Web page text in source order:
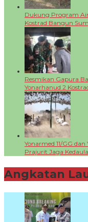
Dukung Program Air
Kostrad Bangun
Resmikan Gapura
Yonarhanud 2
Yonarmed 11/GG
Prajurit Jaga
Angkatan